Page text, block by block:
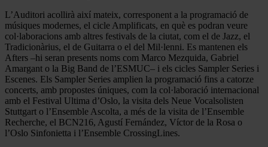
L’Auditori acollirà així mateix, corresponent a la programació de
músiques modernes, el cicle Amplificats, en què es podran veure
col·laboracions amb altres festivals de la ciutat, com el de Jazz, el
Tradicionàrius, el de Guitarra o el del Mil·lenni. Es mantenen els
Afters –hi seran presents noms com Marco Mezquida, Gabriel
Amargant o la Big Band de l’ESMUC– i els cicles Sampler Series i
Escenes. Els Sampler Series amplien la programació fins a catorze
concerts, amb propostes úniques, com la col·laboració internacional
amb el Festival Ultima d’Oslo, la visita dels Neue Vocalsolisten
Stuttgart o l’Ensemble Ascolta, a més de la visita de l’Ensemble
Recherche, el BCN216, Agustí Fernández, Víctor de la Rosa o
l’Oslo Sinfonietta i l’Ensemble CrossingLines.